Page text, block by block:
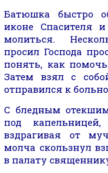
Батюшка быстро
иконе Спасителя и
молиться.
просил Господа
понять, как
Затем взял с
отправился к
С бледным
под
вздрагивая от
молча скользнул
в палату